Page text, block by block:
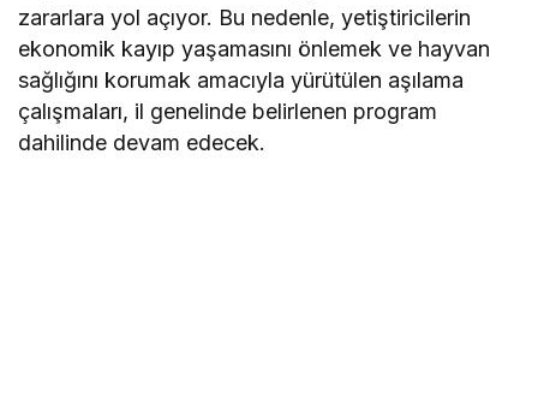
zararlara yol açıyor. Bu nedenle, yetiştiricilerin
ekonomik kayıp yaşamasını önlemek ve hayvan
sağlığını korumak amacıyla yürütülen aşılama
çalışmaları, il genelinde belirlenen program
dahilinde devam edecek.